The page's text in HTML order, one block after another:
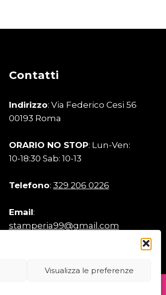
Visualizza le preferenze
Contatti
Indirizzo: Via Federico Cesi 56
00193 Roma
ORARIO NO STOP: Lun-Ven:
10-18:30 Sab: 10-13
Telefono: 329 206 0226
Email:
stamperia99@gmail.com